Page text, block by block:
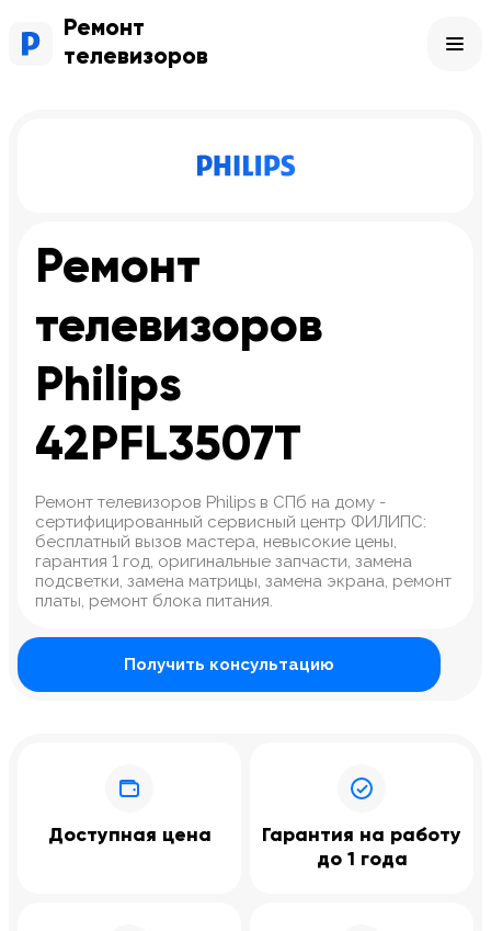
Ремонт
телевизоров
Ремонт
телевизоров
Philips
42PFL3507T
Ремонт телевизоров Philips в СПб на дому -
сертифицированный сервисный центр ФИЛИПС:
бесплатный вызов мастера, невысокие цены,
гарантия 1 год, оригинальные запчасти, замена
подсветки, замена матрицы, замена экрана, ремонт
платы, ремонт блока питания.
Получить консультацию
Доступная цена
Гарантия на работу
до 1 года